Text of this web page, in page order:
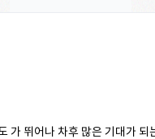
가 뛰어나 차후 많은 기대가 되